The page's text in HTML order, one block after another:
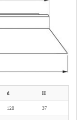
d H
120 37